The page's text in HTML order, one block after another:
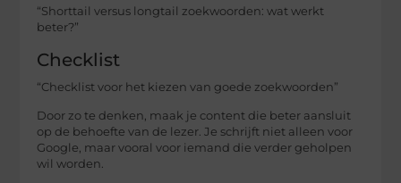
“Shorttail versus longtail zoekwoorden: wat werkt
beter?”
Checklist
“Checklist voor het kiezen van goede zoekwoorden”
Door zo te denken, maak je content die beter aansluit
op de behoefte van de lezer. Je schrijft niet alleen voor
Google, maar vooral voor iemand die verder geholpen
wil worden.